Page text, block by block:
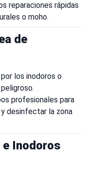
reparaciones rápidas
o moho.
de
los inodoros o
profesionales para
desinfectar la zona
Inodoros